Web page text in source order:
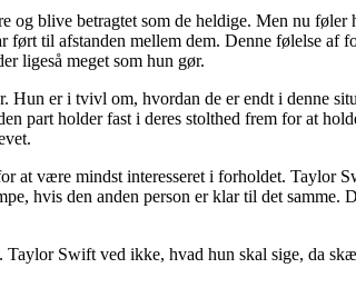
blive betragtet som de heldige. Men nu føler
til afstanden mellem dem. Denne følelse af
ligeså meget som hun gør.
Hun er i tvivl om, hvordan de er endt i denne
part holder fast i deres stolthed frem for at
at være mindst interesseret i forholdet. Taylor
hvis den anden person er klar til det samme.
Swift ved ikke, hvad hun skal sige, da